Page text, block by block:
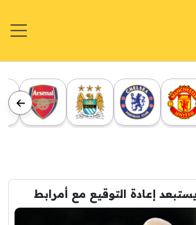
إعادة التوقيع مع أمرابط